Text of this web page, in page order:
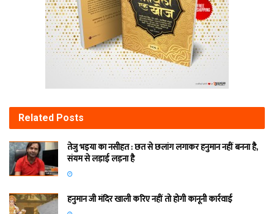
Related Posts
तेजु भइया का नसीहत : छत से छलांग लगाकर हनुमान नहीं बनना है,
संयम से लड़ाई लड़ना है
हनुमान जी मंदिर खाली करिए नहीं तो होगी कानूनी कार्रवाई